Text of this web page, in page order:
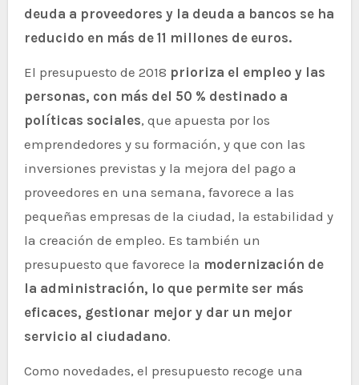
deuda a proveedores y la deuda a bancos se ha
reducido en más de 11 millones de euros.
El presupuesto de 2018 prioriza el empleo y las
personas, con más del 50 % destinado a
políticas sociales, que apuesta por los
emprendedores y su formación, y que con las
inversiones previstas y la mejora del pago a
proveedores en una semana, favorece a las
pequeñas empresas de la ciudad, la estabilidad y
la creación de empleo. Es también un
presupuesto que favorece la modernización de
la administración, lo que permite ser más
eficaces, gestionar mejor y dar un mejor
servicio al ciudadano.
Como novedades, el presupuesto recoge una